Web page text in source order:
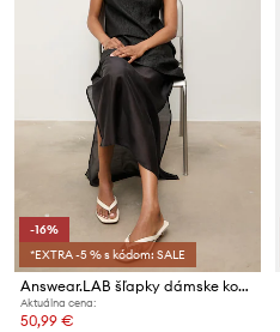
-16%
*EXTRA -5 % s kódom: SALE
Answear.LAB šľapky dámske kožené
Aktuálna cena:
50,99 €